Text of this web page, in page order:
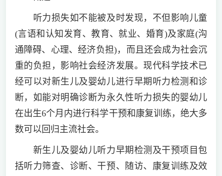
听力损失如不能被及时发现，不但影响儿童
(言语和认知发育、教育、就业、婚育)及家庭(沟
通障碍、心理、经济负担)，而且还会成为社会沉
重的负担，影响社会经济发展。现代科学技术已
经可以对新生儿及婴幼儿进行早期听力检测和诊
断，如能对明确诊断为永久性听力损失的婴幼儿
在出生6个月内进行科学干预和康复训练，绝大多
数可以回归主流社会。
新生儿及婴幼儿听力早期检测及干预项目包
括听力筛查、诊断、干预、随访、康复训练及效